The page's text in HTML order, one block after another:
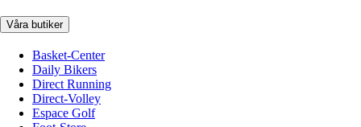
Våra butiker
Basket-Center
Daily Bikers
Direct Running
Direct-Volley
Espace Golf